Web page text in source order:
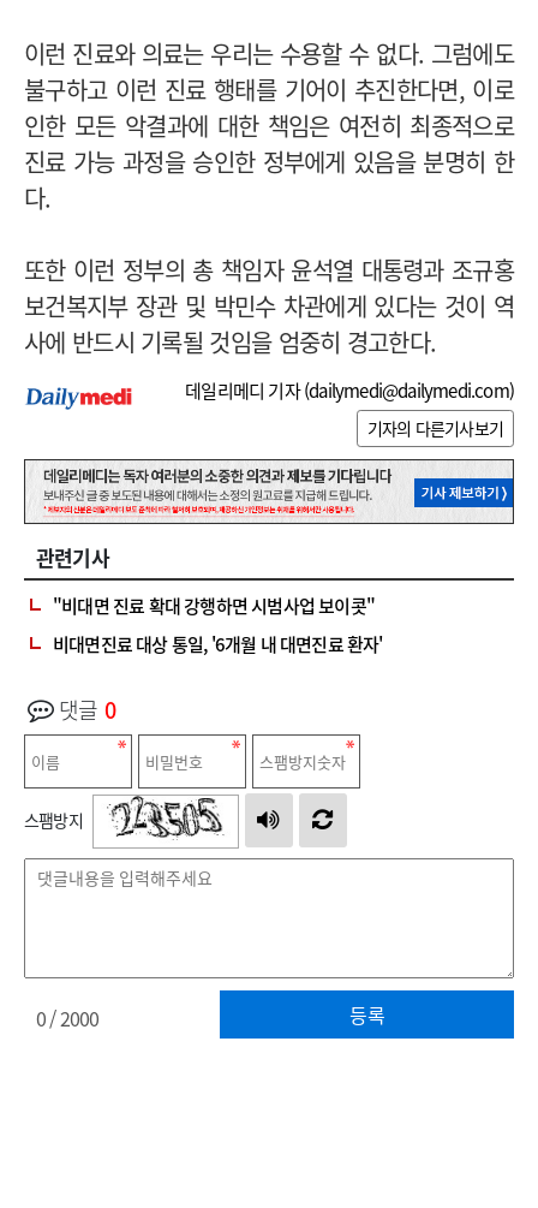
이런 진료와 의료는 우리는 수용할 수 없다. 그럼에도
불구하고 이런 진료 행태를 기어이 추진한다면, 이로
인한 모든 악결과에 대한 책임은 여전히 최종적으로
진료 가능 과정을 승인한 정부에게 있음을 분명히 한
다.
또한 이런 정부의 총 책임자 윤석열 대통령과 조규홍
보건복지부 장관 및 박민수 차관에게 있다는 것이 역
사에 반드시 기록될 것임을 엄중히 경고한다.
데일리메디 기자 (dailymedi@dailymedi.com)
기자의 다른기사보기
관련기사
"비대면 진료 확대 강행하면 시범사업 보이콧"
비대면진료 대상 통일, '6개월 내 대면진료 환자'
댓글 0
스팸방지
등록
0/ 2000